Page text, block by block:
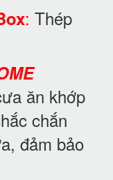
: Thép
ăn khớp
chắn
đảm bảo